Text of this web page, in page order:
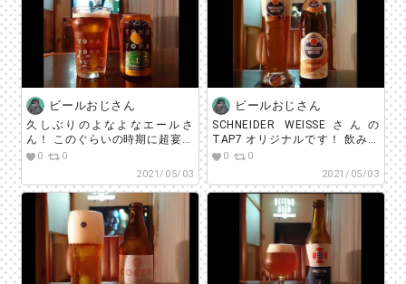
ビールおじさん
久しぶりのよなよなエールさ
ん！ このぐらいの時期に超宴行
ったな～。 またいきたいなぁ！
0
0
2021/05/03
ビールおじさん
SCHNEIDER WEISSEさんの
TAP7 オリジナルです！ 飲みや
すく好きです！おいしいなー！
0
0
2021/05/03